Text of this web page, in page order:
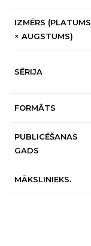
IZMĒRS (PLATUMS
× AUGSTUMS)
SĒRIJA
FORMĀTS
PUBLICĒŠANAS
GADS
MĀKSLINIEKS.